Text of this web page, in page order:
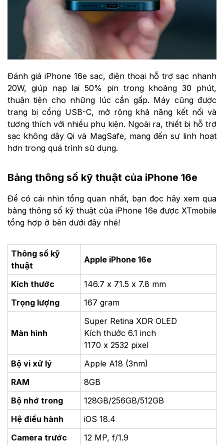
Đánh giá iPhone 16e sạc, điện thoại hỗ trợ sạc nhanh
20W, giúp nạp lại 50% pin trong khoảng 30 phút,
thuận tiện cho những lúc cần gấp. Máy cũng được
trang bị cổng USB-C, mở rộng khả năng kết nối và
tương thích với nhiều phụ kiện. Ngoài ra, thiết bị hỗ trợ
sạc không dây Qi và MagSafe, mang đến sự linh hoạt
hơn trong quá trình sử dụng.
Bảng thông số kỹ thuật của iPhone 16e
Để có cái nhìn tổng quan nhất, bạn đọc hãy xem qua
bảng thông số kỹ thuật của iPhone 16e được XTmobile
tổng hợp ở bên dưới đây nhé!
Thông số kỹ
thuật
Apple iPhone 16e
Kích thước
146.7 x 71.5 x 7.8 mm
Trọng lượng
167 gram
Màn hình
Super Retina XDR OLED
Kích thước 6.1 inch
1170 x 2532 pixel
Bộ vi xử lý
Apple A18 (3nm)
RAM
8GB
Bộ nhớ trong
128GB/256GB/512GB
Hệ điều hành
iOS 18.4
Camera trước
12 MP, f/1.9